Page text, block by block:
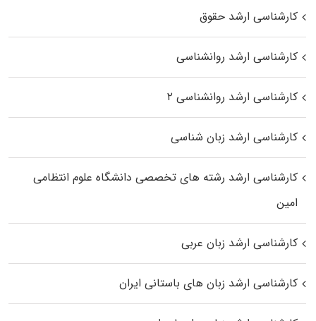
کارشناسی ارشد حقوق
کارشناسی ارشد روانشناسی
کارشناسی ارشد روانشناسی ۲
کارشناسی ارشد زبان شناسی
کارشناسی ارشد رﺷﺘﻪ ﻫﺎی تخصصی داﻧﺸﮕﺎه ﻋﻠﻮم انتظامی
اﻣﻴﻦ
کارشناسی ارشد زبان عربی
کارشناسی ارشد زبان‌ های باستانی ایران